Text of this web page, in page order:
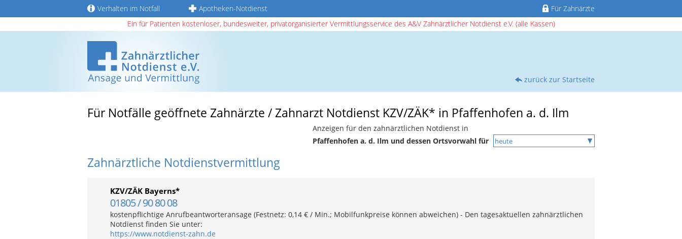
Verhalten im Notfall Apotheken-Notdienst
Für Zahnärzte
Ein für Patienten kostenloser, bundesweiter, privatorganisierter Vermittlungsservice des A&V Zahnärztlicher Notdienst e.V. (alle Kassen)
zurück zur Startseite
Für Notfälle geöffnete Zahnärzte / Zahnarzt Notdienst KZV/ZÄK* in Pfaffenhofen a. d. Ilm
Anzeigen für den zahnärztlichen Notdienst in
Pfaffenhofen a. d. Ilm und dessen Ortsvorwahl für
Zahnärztliche Notdienstvermittlung
KZV/ZÄK Bayerns*
01805 / 90 80 08
kostenpflichtige Anrufbeantworteransage (Festnetz: 0,14 € / Min.; Mobilfunkpreise können abweichen) - Den tagesaktuellen zahnärztlichen
Notdienst finden Sie unter:
https://www.notdienst-zahn.de